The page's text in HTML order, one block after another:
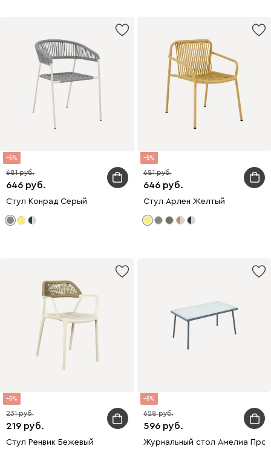
5
646
681
Стул Конрад Серый
5
646
681
Стул Арлен Желтый
5
219
231
Стул Ренвик Бежевый
5
596
628
Журнальный стол Амелиа